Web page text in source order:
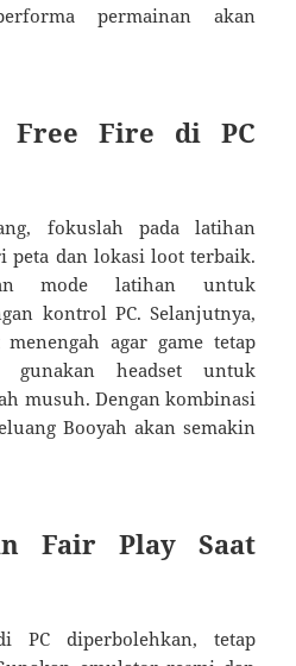
permainan akan
Free Fire di PC
fokuslah pada latihan
peta dan lokasi loot terbaik.
mode latihan untuk
kontrol PC. Selanjutnya,
agar game tetap
gunakan headset untuk
musuh. Dengan kombinasi
Booyah akan semakin
Fair Play Saat
PC diperbolehkan, tetap